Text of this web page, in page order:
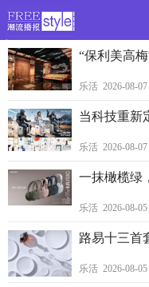
>
“保利美高
乐活 2026-08-07
当科技重新
乐活 2026-08-07
一抹橄榄绿
乐活 2026-08-05
路易十三首
乐活 2026-08-05